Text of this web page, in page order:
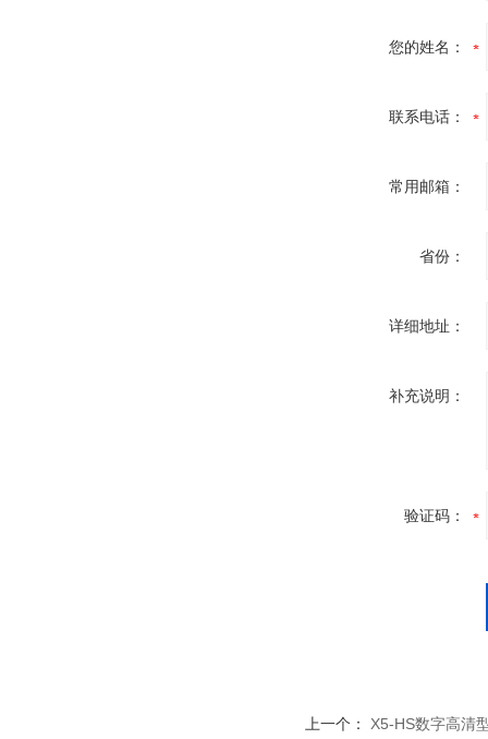
您的姓名：
联系电话：
常用邮箱：
省份：
详细地址：
补充说明：
验证码：
上一个： X5-HS数字高清